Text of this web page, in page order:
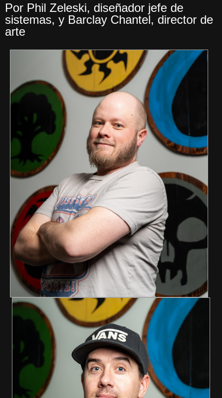
Por Phil Zeleski, diseñador jefe de
sistemas, y Barclay Chantel, director de
arte